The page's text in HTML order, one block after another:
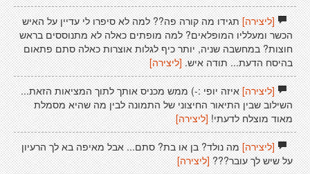
[ליצירה]תגידו מה קורה פה?? למה לא סיפרו לי עדיין על האיש
הכשר ומעלליו המופלאים? למה מופתים כאלה לא מתנוססים בראש
חוצות? במחשבה שניה, יותר כיף לגלות אוצרות כאלה סתם פתאום
בהיסח הדעת... תודה איש. [ליצירה]
[ליצירה]איזה יופי :-) ממש מכניס אותך לתוך המציאות הזאת...
השילוב שבין התיאור החיצוני של התמונה לבין מה שהיא מסמלת
מאוד מוצלח לדעתי! [ליצירה]
[ליצירה]מה נולד? בן או בת? סתם... אבל מאיפה בא לך הרעיון
על שיש לך עובר??? [ליצירה]